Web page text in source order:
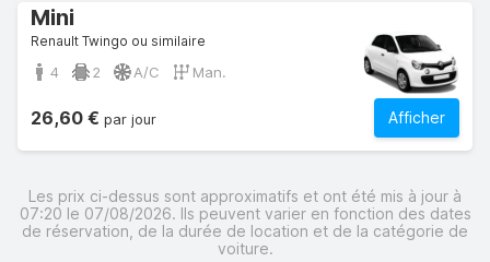
Mini
Renault Twingo ou similaire
4 2 A/C Man.
Afficher
26,60 € par jour
Les prix ci-dessus sont approximatifs et ont été mis à jour à
07:20 le 07/08/2026. Ils peuvent varier en fonction des dates
de réservation, de la durée de location et de la catégorie de
voiture.